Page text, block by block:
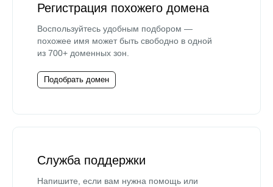
Регистрация похожего домена
Воспользуйтесь удобным подбором —
похожее имя может быть свободно в одной
из 700+ доменных зон.
Подобрать домен
Служба поддержки
Напишите, если вам нужна помощь или